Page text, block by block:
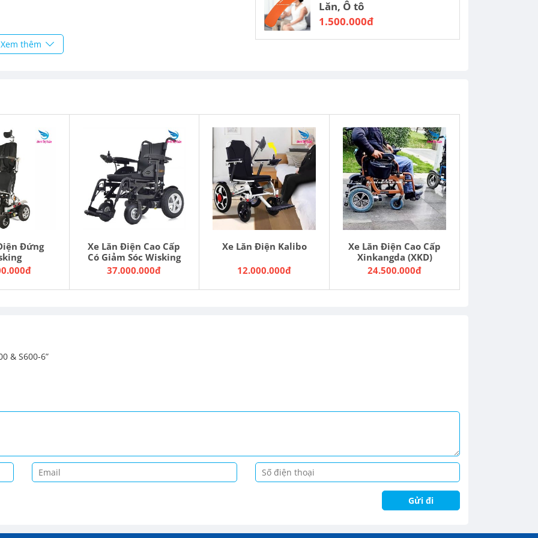
Tỉnh Thái Nguyên
Xem thêm
Lăn, Ô tô
1.500.000đ
Đứng
Xe Lăn Điện Cao Cấp
Có Giảm Sóc Wisking
37.000.000đ
Xe Lăn Điện Kalibo
12.000.000đ
Xe Lăn Điện Cao Cấp
Xinkangda (XKD)
24.500.000đ
& S600-6”